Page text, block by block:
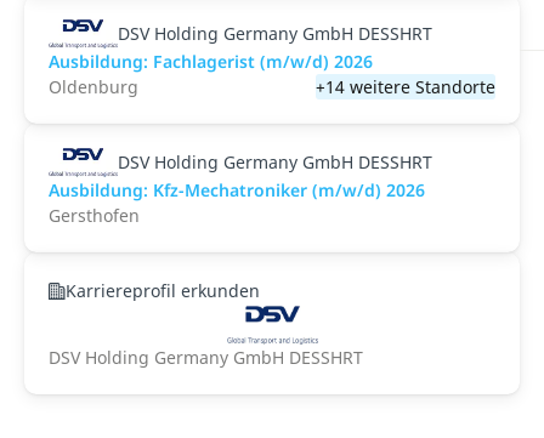
DSV Holding Germany GmbH DESSHRT
Ausbildung: Fachlagerist (m/w/d) 2026
Oldenburg
+14 weitere Standorte
DSV Holding Germany GmbH DESSHRT
Ausbildung: Kfz-Mechatroniker (m/w/d) 2026
Gersthofen
Karriereprofil erkunden
DSV Holding Germany GmbH DESSHRT